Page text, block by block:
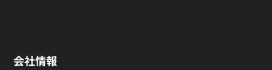
会社情報